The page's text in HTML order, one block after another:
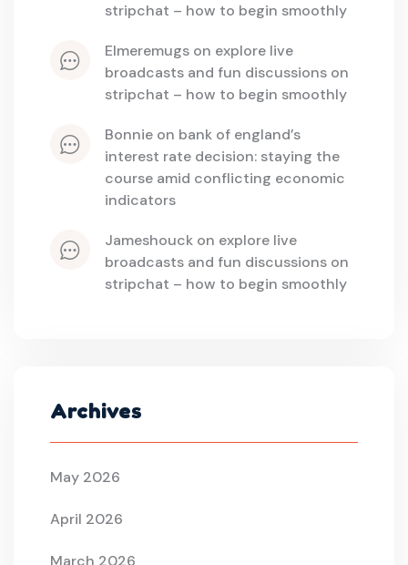
stripchat – how to begin smoothly
elmeremugs on explore live
broadcasts and fun discussions on
stripchat – how to begin smoothly
bonnie on bank of england’s
interest rate decision: staying the
course amid conflicting economic
indicators
jameshouck on explore live
broadcasts and fun discussions on
stripchat – how to begin smoothly
Archives
May 2026
April 2026
March 2026